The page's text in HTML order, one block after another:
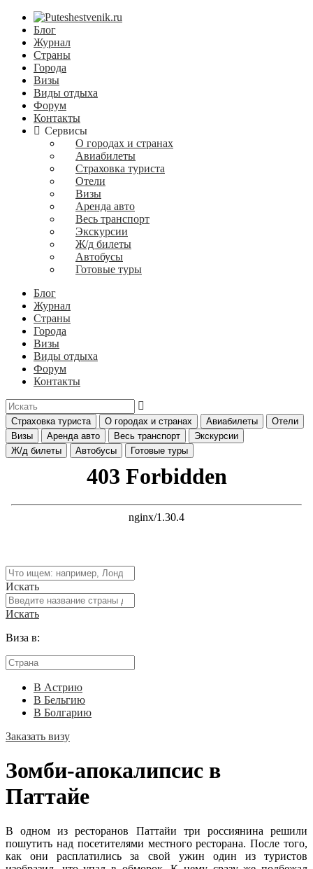
Блог
Журнал
Страны
Города
Визы
Виды отдыха
Форум
Контакты
Сервисы
О городах и странах
Авиабилеты
Страховка туриста
Отели
Визы
Аренда авто
Весь транспорт
Экскурсии
Ж/д билеты
Автобусы
Готовые туры
Блог
Журнал
Страны
Города
Визы
Виды отдыха
Форум
Контакты
Страховка туриста О городах и странах Авиабилеты
Отели
Визы
Аренда авто Весь транспорт
Экскурсии
Ж/д билеты
Автобусы Готовые туры
Искать
Искать
Виза в:
В Астрию
В Бельгию
В Болгарию
Заказать визу
Зомби-апокалипсис в
Паттайе
В одном из ресторанов Паттайи три россиянина решили
пошутить над посетителями местного ресторана. После того,
как они расплатились за свой ужин один из туристов